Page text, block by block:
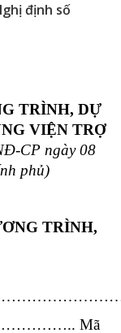
định số
TRÌNH, DỰ
VIỆN TRỢ
CP ngày 08
phủ)
TRÌNH,
Mã